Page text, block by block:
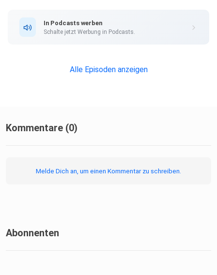
In Podcasts werben
Schalte jetzt Werbung in Podcasts.
Alle Episoden anzeigen
Kommentare (0)
Melde Dich an, um einen Kommentar zu schreiben.
Abonnenten